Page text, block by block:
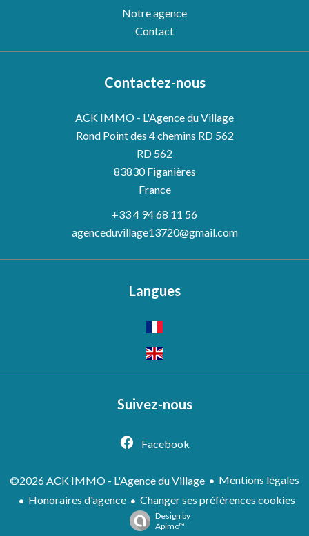
Notre agence
Contact
Contactez-nous
ACK IMMO - L'Agence du Village
Rond Point des 4 chemins RD 562
RD 562
83830Figanières
France
+33 4 94 68 11 56
agenceduvillage13720@gmail.com
Langues
Suivez-nous
Facebook
©2026 ACK IMMO - L'Agence du Village
Mentions légales
Honoraires d'agence
Changer ses préférences cookies
Design by
Apimo™